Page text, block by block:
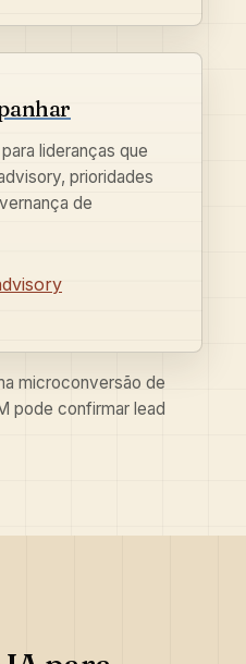
lideranças que
prioridades
de
microconversão de
pode confirmar lead